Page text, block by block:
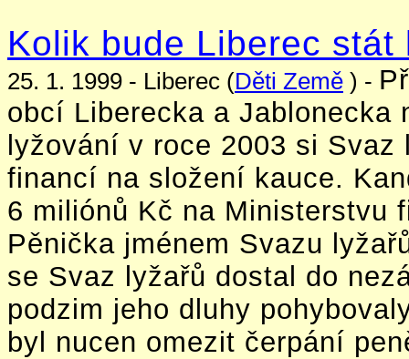
Kolik bude Liberec
25. 1. 1999 - Liberec (Děti Země ) -
obcí Liberecka a Jablonecka
lyžování v roce 2003 si
financí na složení kauce.
6 miliónů Kč na Ministerstvu
Pěnička jménem Svazu
se Svaz lyžařů dostal do
podzim jeho dluhy
byl nucen omezit čerpání